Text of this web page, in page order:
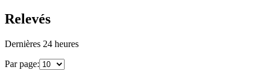
Relevés
Dernières 24 heures
Par page: